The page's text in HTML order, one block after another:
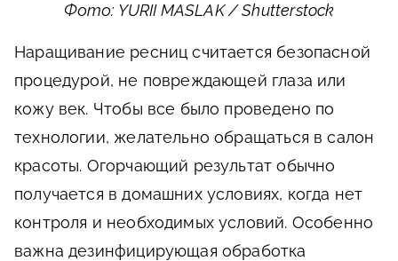
Фото: YURII MASLAK / Shutterstock
Наращивание ресниц считается безопасной
процедурой, не повреждающей глаза или
кожу век. Чтобы все было проведено по
технологии, желательно обращаться в салон
красоты. Огорчающий результат обычно
получается в домашних условиях, когда нет
контроля и необходимых условий. Особенно
важна дезинфицирующая обработка